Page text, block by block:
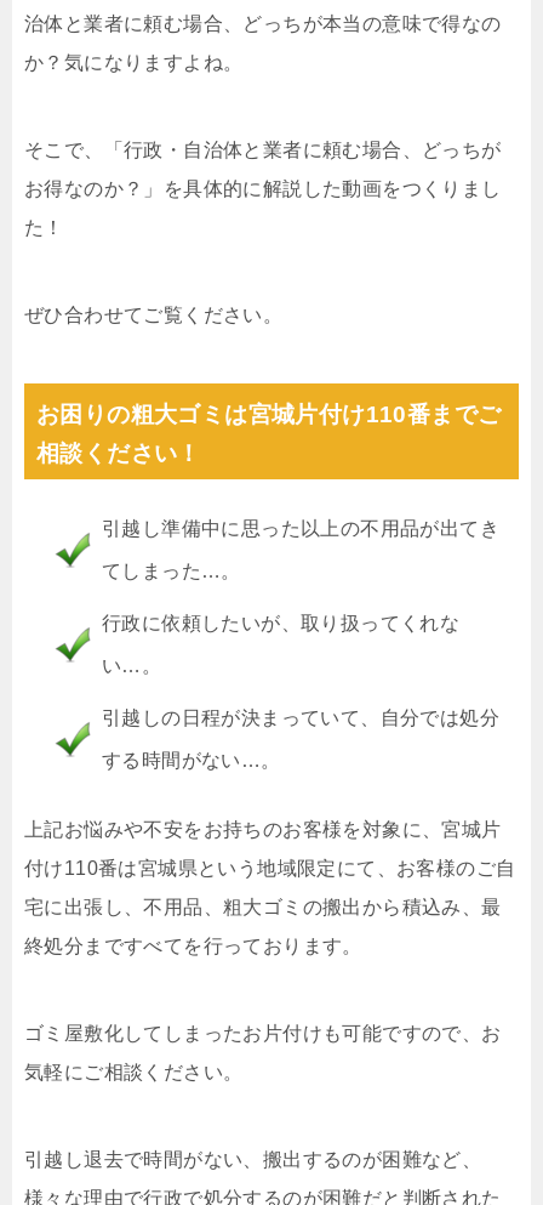
治体と業者に頼む場合、どっちが本当の意味で得なの
か？気になりますよね。
そこで、「行政・自治体と業者に頼む場合、どっちが
お得なのか？」を具体的に解説した動画をつくりまし
た！
ぜひ合わせてご覧ください。
お困りの粗大ゴミは宮城片付け110番までご
相談ください！
引越し準備中に思った以上の不用品が出てき
てしまった…。
行政に依頼したいが、取り扱ってくれな
い…。
引越しの日程が決まっていて、自分では処分
する時間がない…。
上記お悩みや不安をお持ちのお客様を対象に、宮城片
付け110番は宮城県という地域限定にて、お客様のご自
宅に出張し、不用品、粗大ゴミの搬出から積込み、最
終処分まですべてを行っております。
ゴミ屋敷化してしまったお片付けも可能ですので、お
気軽にご相談ください。
引越し退去で時間がない、搬出するのが困難など、
様々な理由で行政で処分するのが困難だと判断された